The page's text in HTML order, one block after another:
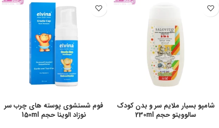
شامپو بسیار ملایم سر و بدن کودک
سالوویتو حجم 230ml
فوم شستشوی پوسته های چرب سر
نوزاد الوینا حجم 150ml